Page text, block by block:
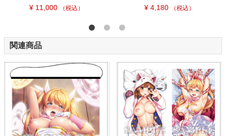
¥ 11,000
（税込）
¥ 4,180
（税込）
関連商品